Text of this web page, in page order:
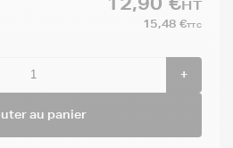
HT
15,48 €TTC
+
au panier